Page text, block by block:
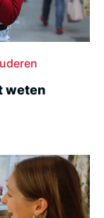
weten